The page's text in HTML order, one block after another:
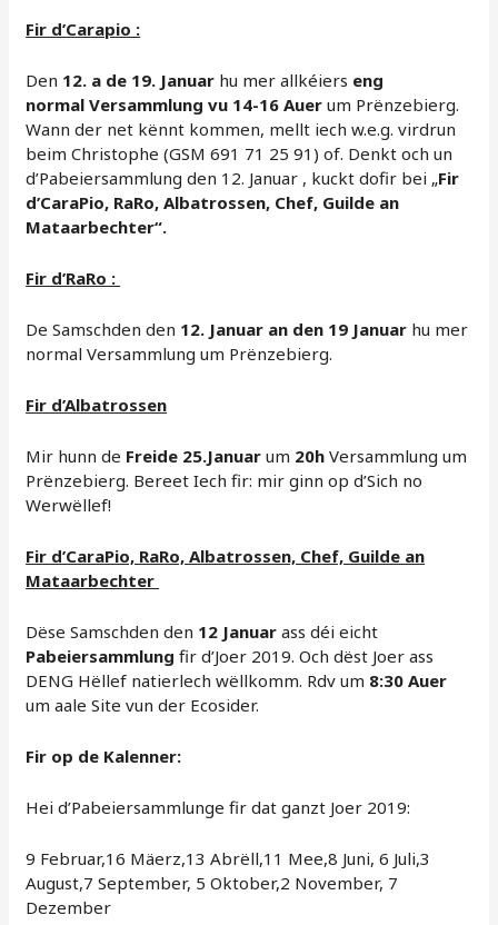
Fir d’Carapio :
Den 12. a de 19. Januar hu mer allkéiers eng
normal Versammlung vu 14-16 Auer um Prënzebierg.
Wann der net kënnt kommen, mellt iech w.e.g. virdrun
beim Christophe (GSM 691 71 25 91) of. Denkt och un
d’Pabeiersammlung den 12. Januar , kuckt dofir bei „Fir
d’CaraPio, RaRo, Albatrossen, Chef, Guilde an
Mataarbechter“.
Fir d’RaRo :
De Samschden den 12. Januar an den 19 Januar hu mer
normal Versammlung um Prënzebierg.
Fir d’Albatrossen
Mir hunn de Freide 25.Januar um 20h Versammlung um
Prënzebierg. Bereet Iech fir: mir ginn op d’Sich no
Werwëllef!
Fir d’CaraPio, RaRo, Albatrossen, Chef, Guilde an
Mataarbechter
Dëse Samschden den 12 Januar ass déi eicht
Pabeiersammlung fir d’Joer 2019. Och dëst Joer ass
DENG Hëllef natierlech wëllkomm. Rdv um 8:30 Auer
um aale Site vun der Ecosider.
Fir op de Kalenner:
Hei d’Pabeiersammlunge fir dat ganzt Joer 2019:
9 Februar,16 Mäerz,13 Abrëll,11 Mee,8 Juni, 6 Juli,3
August,7 September, 5 Oktober,2 November, 7
Dezember